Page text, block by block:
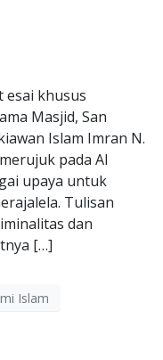
esai khusus
Masjid, San
Islam Imran N.
pada Al
upaya untuk
Tulisan
dan
[…]
Islam